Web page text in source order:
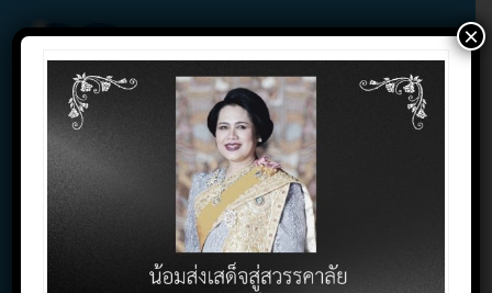
02-732-1900 , 02-732-1800 , 086-325-9004
Contact Click Support Click
×